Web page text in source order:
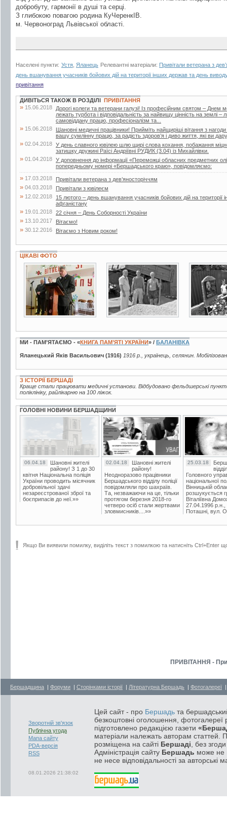
добробуту, гармонії в душі та серці.
З глибокою повагою родина КуЧеренкІВ.
м. Червоноград Львівської області.
Населені пункти: Устя Яланець Релевантні матеріали: Привітали ветерана з
день вшанування учасників бойових дій на території інших держав та день виводу
привітання
ДИВІТЬСЯ ТАКОЖ В РОЗДІЛІ ПРИВІТАННЯ
» 15.06.2018
Дорогі колеги та ветерани галузі! Із професійним святом –
лежать турбота і відповідальність за найвищу цінність на землі
самовіддану працю, професіоналізм та...
» 15.06.2018
Шановні медичні працівники! Прийміть найщиріші вітання з
вашу сумлінну працю, за радість здоров’я і диво життя, які ви
» 02.04.2018 У день славного ювілею шлю щирі слова кохання, побажання
затишку дружині Раїсі Андріївні РУДИК (3.04) із Михайлівки.
» 01.04.2018 У доповнення до інформації «Переможці обласних предметних
попередньому номері «Бершадського краю», повідомляємо:
» 17.03.2018 Привітали ветерана з дев’яносторіччям
» 04.03.2018 Привітали з ювілеєм
» 12.02.2018
15 лютого – день вшанування учасників бойових дій на території
афганістану
» 19.01.2018 22 січня – День Соборності України
» 13.10.2017 Вітаємо!
» 30.12.2016 Вітаємо з Новим роком!
ЦІКАВІ ФОТО
3 фото 2 фото 2 фото
МИ - ПАМ’ЯТАЄМО - «КНИГА ПАМ’ЯТІ УКРАЇНИ» / БАЛАНІВКА
Яланецький Яків Васильович (1916) 1916 р., українець, селянин.
З ІСТОРІЇ БЕРШАДІ
Краще стали працювати медичні установи. Відбудовано фельдшерські
поліклініку, райлікарню на 100 ліжок.
ГОЛОВНІ НОВИНИ БЕРШАДЩИНИ
06.04.18
Шановні жителі
району! З 1 до 30
квітня Національна поліція
України проводить місячник
добровільної здачі
незареєстрованої зброї та
боєприпасів до неї.»»
02.04.18
Шановні жителі
району!
Неодноразово працівники
Бершадського відділу поліції
повідомляли про шахраїв.
Та, незважаючи на це, тільки
протягом березня 2018-го
четверо осіб стали жертвами
зловмисників....»»
25.03.18
Головного
національної
Вінницькій
розшукується
Віталіївна
27.04.1996 р.н.,
Поташні, вул.
Якщо Ви виявили помилку, виділіть текст з помилкою та натисніть Ctrl+Enter
ПРИВІТАННЯ -
Бершадщина | Форуми | Сторінками історії | Літературна Бершадь | Фотогалереї
Зворотній зв'язок
Публічна угода
Мапа сайту
PDA-версія
RSS
08.01.2026 21:38:02
Цей сайт - про Бершадь та
безкоштовні оголошення, фотогалереї
підготовлено редакцією газети
матеріали належать авторам статтей.
розміщена на сайті Бершаді , без
Адміністрація сайту Бершадь може не
не несе відповідальності за авторські